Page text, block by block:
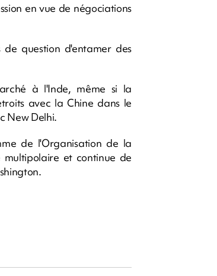
en vue de négociations
question d'entamer des
à l'Inde, même si la
avec la Chine dans le
New Delhi.
de l'Organisation de la
et continue de